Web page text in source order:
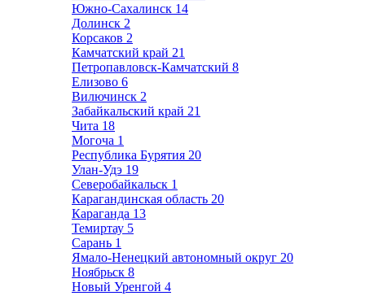
Южно-Сахалинск 14
Долинск 2
Корсаков 2
Камчатский край 21
Петропавловск-Камчатский 8
Елизово 6
Вилючинск 2
Забайкальский край 21
Чита 18
Могоча 1
Республика Бурятия 20
Улан-Удэ 19
Северобайкальск 1
Карагандинская область 20
Караганда 13
Темиртау 5
Сарань 1
Ямало-Ненецкий автономный округ 20
Ноябрьск 8
Новый Уренгой 4